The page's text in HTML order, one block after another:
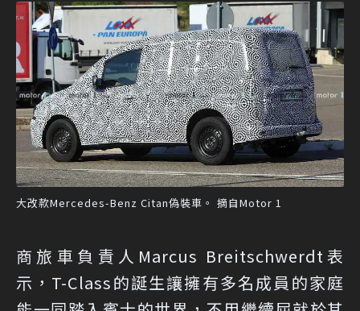
大改款Mercedes-Benz Citan偽裝車。 摘自Motor 1
商旅車負責人Marcus Breitschwerdt表
示，T-Class的誕生讓擁有多名成員的家庭